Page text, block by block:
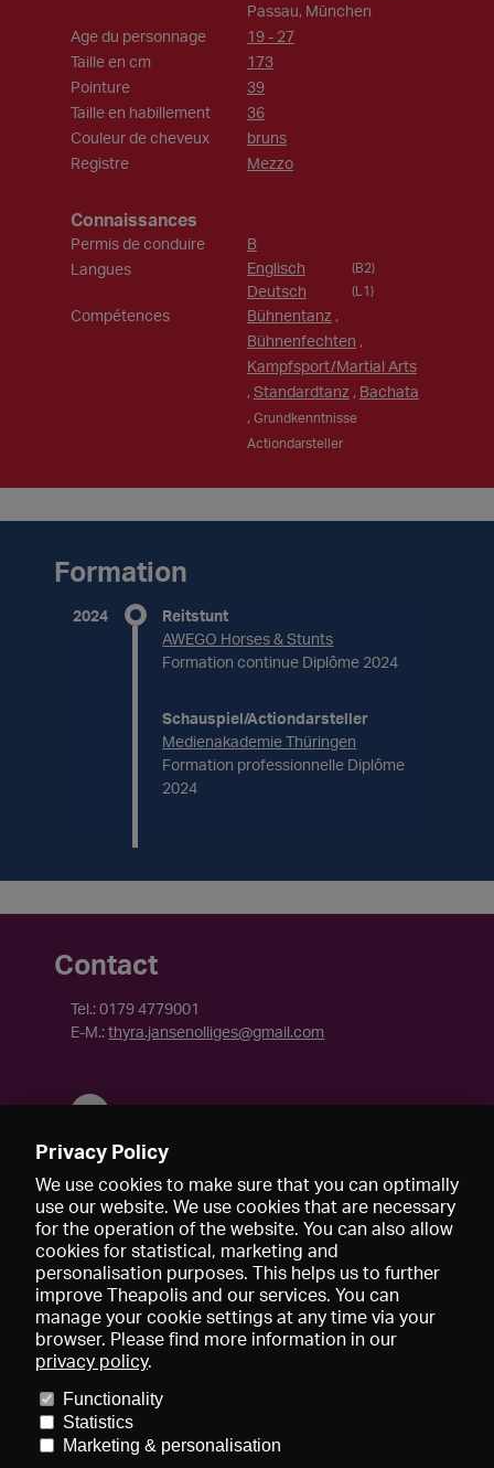
Passau, München
Age du personnage
19 - 27
Taille en cm
173
Pointure
39
Taille en habillement
36
Couleur de cheveux
bruns
Registre
Mezzo
Connaissances
Permis de conduire
B
Langues
Englisch (B2)
Deutsch (L1)
Compétences Bühnentanz ,
Bühnenfechten ,
Kampfsport/Martial Arts
,Standardtanz , Bachata
, Grundkenntnisse
Actiondarsteller
Formation
2024
Reitstunt
AWEGO Horses & Stunts
Formation continue Diplôme 2024
Schauspiel/Actiondarsteller
Medienakademie Thüringen
Formation professionnelle Diplôme
2024
Contact
Tel.: 0179 4779001
E-M.:thyra.jansenolliges@gmail.com
Données médiatiques
Conditions générales de vente
Contact
Aide Newsletter
Privacy Policy
We use cookies to make sure that you can optimally
use our website. We use cookies that are necessary
for the operation of the website. You can also allow
cookies for statistical, marketing and
personalisation purposes. This helps us to further
improve Theapolis and our services. You can
manage your cookie settings at any time via your
browser. Please find more information in our
privacy policy.
Functionality
Statistics
Marketing & personalisation